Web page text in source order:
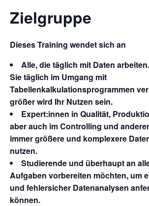
Zielgruppe
Dieses Training wendet sich an
Alle, die täglich mit Daten
Sie täglich im Umgang mit
Tabellenkalkulationsprogrammen
größer wird Ihr Nutzen sein.
Expert:innen in Qualität,
aber auch im Controlling und
immer größere und komplexere
nutzen.
Studierende und überhaupt an
Aufgaben vorbereiten möchten, um
und fehlersicher Datenanalysen
können.